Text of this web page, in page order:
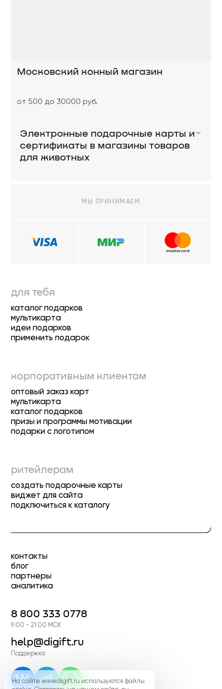
Московский конный магазин
от 500 до 30000 руб.
Электронные подарочные карты и
сертификаты в магазины товаров
для животных
МЫ ПРИНИМАЕМ
для тебя
каталог подарков
мультикарта
идеи подарков
применить подарок
корпоративным клиентам
оптовый заказ карт
мультикарта
каталог подарков
призы и программы мотивации
подарки с логотипом
ритейлерам
создать подарочные карты
виджет для сайта
подключиться к каталогу
контакты
блог
партнеры
аналитика
8 800 333 0778
9:00 - 21:00 МСК
help@digift.ru
Поддержка
На сайте www.digift.ru используются файлы